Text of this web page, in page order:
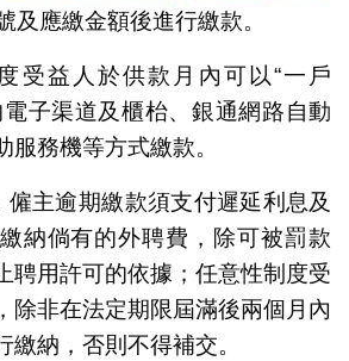
及應繳金額後進行繳款。
受益人於供款月內可以“一戶
子渠道及櫃枱、銀通網路自動
服務機等方式繳款。
僱主逾期繳款須支付遲延利息及
納倘有的外聘費，除可被罰款
聘用許可的依據；任意性制度受
除非在法定期限屆滿後兩個月內
繳納，否則不得補交。